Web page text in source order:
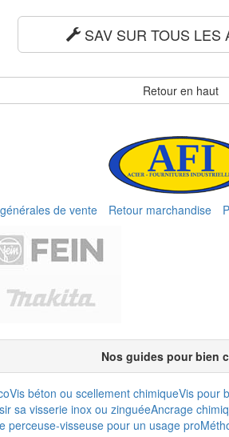
SAV SUR TOUS LES
Retour en haut
de vente Retour marchandise
Nos guides pour bien
Vis béton ou scellement chimiqueVis pour
sa visserie inox ou zinguéeAncrage
perceuse-visseuse pour un usage pro